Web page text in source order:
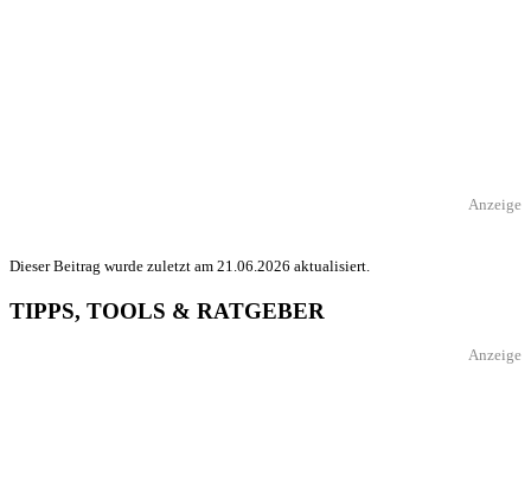
Anzeige
Dieser Beitrag wurde zuletzt am 21.06.2026 aktualisiert.
TIPPS, TOOLS & RATGEBER
Anzeige